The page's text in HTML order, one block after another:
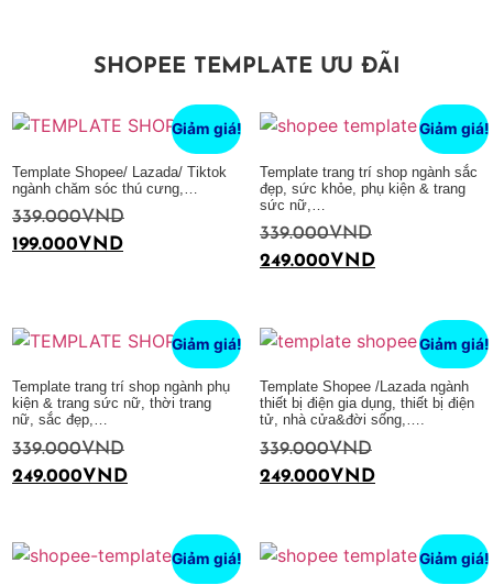
SHOPEE TEMPLATE ƯU ĐÃI
Giảm giá!
Template Shopee/ Lazada/ Tiktok
ngành chăm sóc thú cưng,…
339.000VND
199.000VND
Giảm giá!
Template trang trí shop ngành sắc
đẹp, sức khỏe, phụ kiện & trang
sức nữ,…
339.000VND
249.000VND
Giảm giá!
Template trang trí shop ngành phụ
kiện & trang sức nữ, thời trang
nữ, sắc đẹp,…
339.000VND
249.000VND
Giảm giá!
Template Shopee /Lazada ngành
thiết bị điện gia dụng, thiết bị điện
tử, nhà cửa&đời sống,….
339.000VND
249.000VND
Giảm giá! Giảm giá!